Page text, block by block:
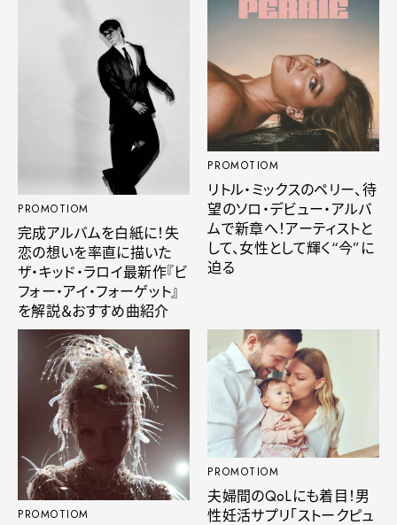
PROMOTIOM
完成アルバムを白紙に！失
恋の想いを率直に描いた
ザ・キッド・ラロイ最新作『ビ
フォー・アイ・フォーゲット』
を解説＆おすすめ曲紹介
PROMOTIOM
リトル・ミックスのペリー、待
望のソロ・デビュー・アルバ
ムで新章へ！アーティストと
して、女性として輝く“今”に
迫る
PROMOTIOM
PROMOTIOM
夫婦間のQoLにも着目！男
性妊活サプリ「ストークピュ